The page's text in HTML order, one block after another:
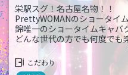
栄駅スグ！名古屋名物！！
PrettyWOMANのショータイ
錦唯一のショータイムキャバ
どんな世代の方でも何度で
もちろん！！【錦トップクラ
セクシーなダンスを繰り広
showtime 20:45 22:15 23:45
こだわり